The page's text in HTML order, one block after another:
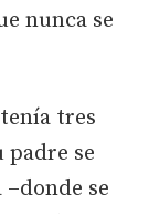
nunca se
tres
padre se
se